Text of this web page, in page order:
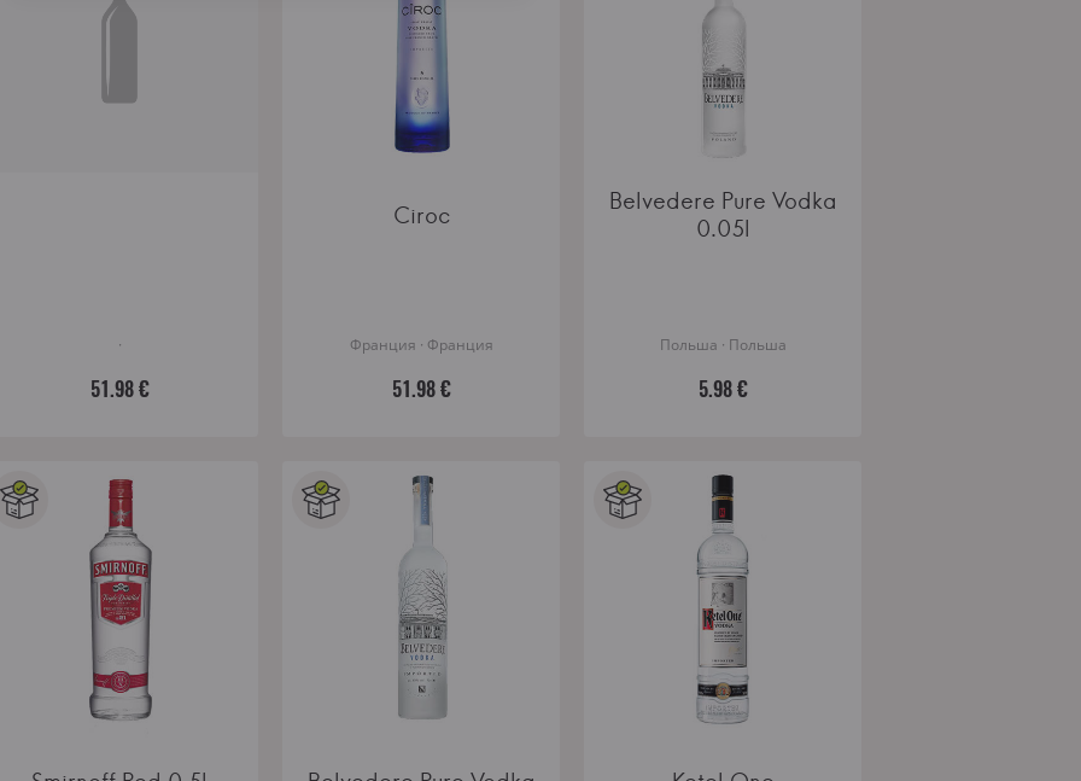
·
51.98 €
Ciroc
Франция · Франция
51.98 €
Belvedere Pure Vodka
0.05l
Польша · Польша
5.98 €